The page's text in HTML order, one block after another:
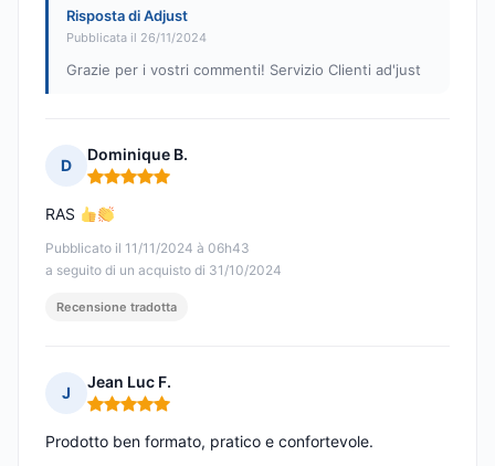
Risposta di Adjust
Pubblicata il 26/11/2024
Grazie per i vostri commenti! Servizio Clienti ad'just
D
Dominique B.
Nota: 5 su 5
Pubblicato il 11/11/2024 à 06h43
a seguito di un acquisto di 31/10/2024
RAS
Recensione tradotta
J
Jean Luc F.
Nota: 5 su 5
Prodotto ben formato, pratico e confortevole.